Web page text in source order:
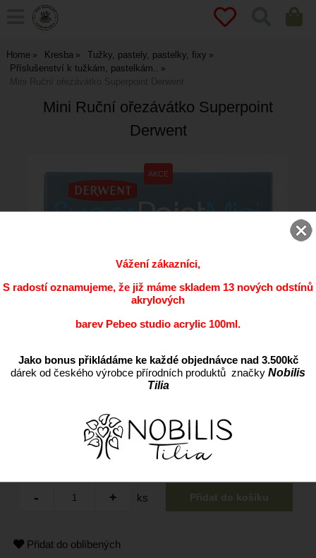
Home Kresba
Tužky, pastely, pastelky, fixy
Příslušenství k tužkám, pastelkám..
Mini Ruční ořezávátko Superpoint Derwent
Mini Ruční ořezávátko Superpoint
Derwent
ks
Přidat do oblíbených
Vážení zákazníci,
S radostí oznamujeme, že již máme skladem 13 nových odstínů
akrylových
barev Pebeo studio acrylic 100ml.
Jako bonus přikládáme ke každé objednávce nad 3.500kč
dárek od českého výrobce přírodních produktů značky Nobilis
Tilia